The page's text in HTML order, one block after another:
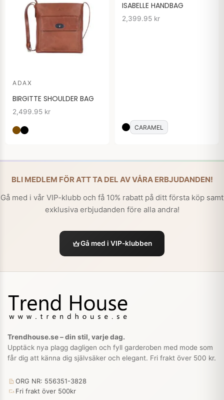
ADAX
BIRGITTE SHOULDER BAG
2,499.95 kr
ISABELLE HANDBAG
2,399.95 kr
CARAMEL
BLI MEDLEM FÖR ATT TA DEL AV VÅRA ERBJUDANDEN!
Gå med i vår VIP-klubb och få 10% rabatt på ditt första köp samt
exklusiva erbjudanden före alla andra!
Gå med i VIP-klubben
Trendhouse.se – din stil, varje dag.
Upptäck nya plagg dagligen och fyll garderoben med mode som
får dig att känna dig självsäker och elegant. Fri frakt över 500 kr.
ORG NR: 556351-3828
Fri frakt över 500kr